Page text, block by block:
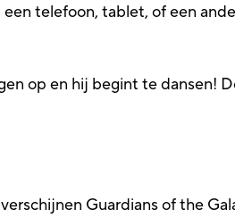
telefoon, tablet, of een
op en hij begint te dansen!
Guardians of the